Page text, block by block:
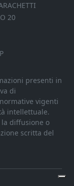
20
presenti in
di
vigenti
intellettuale.
diffusione o
scritta del